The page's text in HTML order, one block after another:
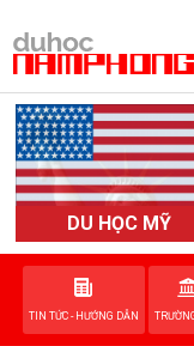
DU HỌC MỸ
TIN TỨC - HƯỚNG DẪN
TRANG CHỦ
QUỐC GIA
EVENTS
DỊCH VỤ
VỀ NAM PHONG